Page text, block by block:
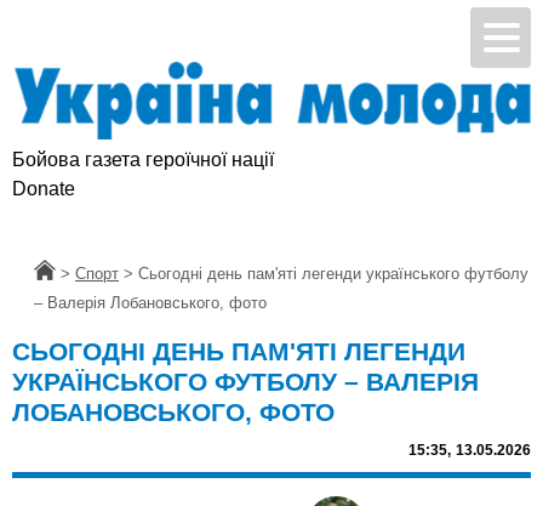
Бойова газета героїчної нації
Підтримай УМ
Головна
> Спорт > Сьогодні день пам'яті легенди українського футболу
– Валерія Лобановського, фото
СЬОГОДНІ ДЕНЬ ПАМ'ЯТІ ЛЕГЕНДИ
УКРАЇНСЬКОГО ФУТБОЛУ – ВАЛЕРІЯ
ЛОБАНОВСЬКОГО, ФОТО
15:35, 13.05.2026